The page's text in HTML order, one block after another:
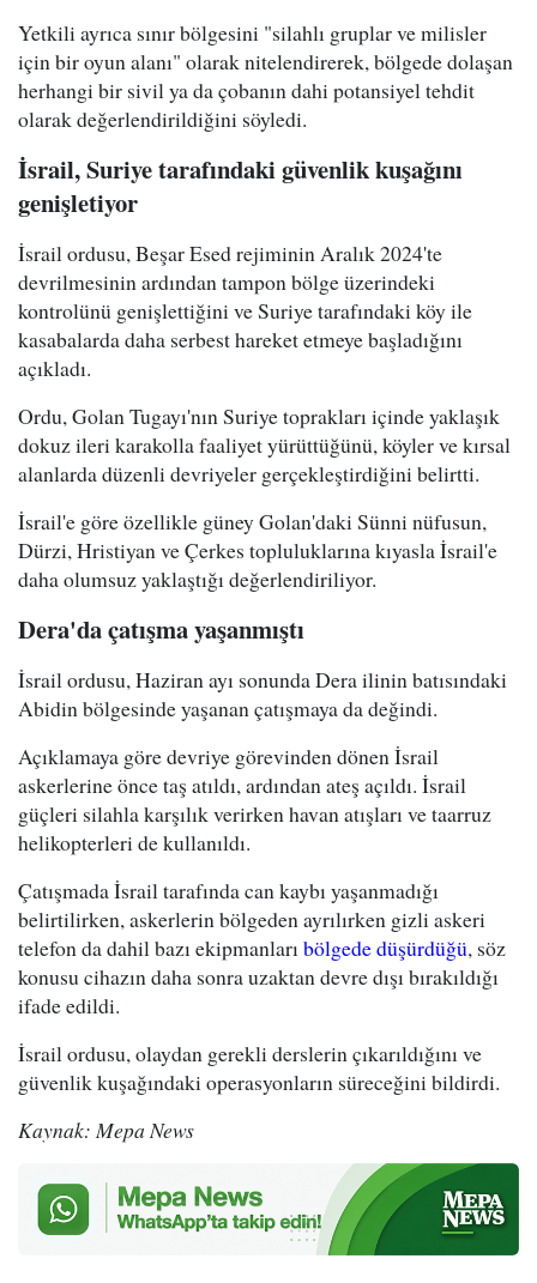
Yetkili ayrıca sınır bölgesini "silahlı gruplar ve milisler
için bir oyun alanı" olarak nitelendirerek, bölgede dolaşan
herhangi bir sivil ya da çobanın dahi potansiyel tehdit
olarak değerlendirildiğini söyledi.
İsrail, Suriye tarafındaki güvenlik kuşağını
genişletiyor
İsrail ordusu, Beşar Esed rejiminin Aralık 2024'te
devrilmesinin ardından tampon bölge üzerindeki
kontrolünü genişlettiğini ve Suriye tarafındaki köy ile
kasabalarda daha serbest hareket etmeye başladığını
açıkladı.
Ordu, Golan Tugayı'nın Suriye toprakları içinde yaklaşık
dokuz ileri karakolla faaliyet yürüttüğünü, köyler ve kırsal
alanlarda düzenli devriyeler gerçekleştirdiğini belirtti.
İsrail'e göre özellikle güney Golan'daki Sünni nüfusun,
Dürzi, Hristiyan ve Çerkes topluluklarına kıyasla İsrail'e
daha olumsuz yaklaştığı değerlendiriliyor.
Dera'da çatışma yaşanmıştı
İsrail ordusu, Haziran ayı sonunda Dera ilinin batısındaki
Abidin bölgesinde yaşanan çatışmaya da değindi.
Açıklamaya göre devriye görevinden dönen İsrail
askerlerine önce taş atıldı, ardından ateş açıldı. İsrail
güçleri silahla karşılık verirken havan atışları ve taarruz
helikopterleri de kullanıldı.
Çatışmada İsrail tarafında can kaybı yaşanmadığı
belirtilirken, askerlerin bölgeden ayrılırken gizli askeri
telefon da dahil bazı ekipmanları bölgede düşürdüğü, söz
konusu cihazın daha sonra uzaktan devre dışı bırakıldığı
ifade edildi.
İsrail ordusu, olaydan gerekli derslerin çıkarıldığını ve
güvenlik kuşağındaki operasyonların süreceğini bildirdi.
Kaynak: Mepa News